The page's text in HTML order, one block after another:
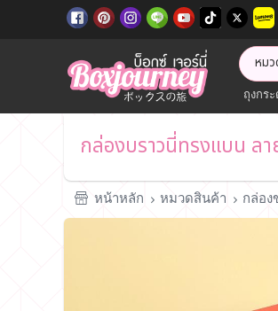
หมว
ถุงกร
กล่องบราวนี่ทรงแบน ล
หน้าหลัก หมวดสินค้า กล่อ